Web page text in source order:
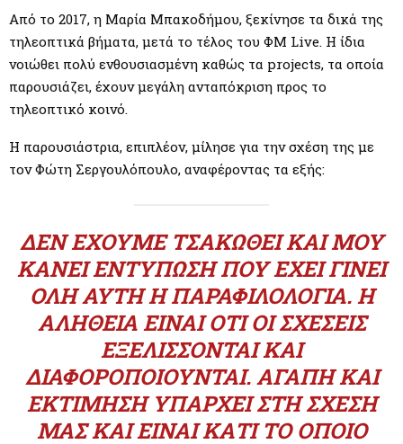
E
N
U
Από το 2017, η Μαρία Μπακοδήμου, ξεκίνησε τα δικά της
τηλεοπτικά βήματα, μετά το τέλος του ΦΜ Live. Η ίδια
νοιώθει πολύ ενθουσιασμένη καθώς τα projects, τα οποία
παρουσιάζει, έχουν μεγάλη ανταπόκριση προς το
τηλεοπτικό κοινό.
Η παρουσιάστρια, επιπλέον, μίλησε για την σχέση της με
τον Φώτη Σεργουλόπουλο, αναφέροντας τα εξής:
ΔΕΝ ΈΧΟΥΜΕ ΤΣΑΚΩΘΕΊ ΚΑΙ ΜΟΥ
ΚΆΝΕΙ ΕΝΤΎΠΩΣΗ ΠΟΥ ΈΧΕΙ ΓΊΝΕΙ
ΌΛΗ ΑΥΤΉ Η ΠΑΡΑΦΙΛΟΛΟΓΊΑ. Η
ΑΛΉΘΕΙΑ ΕΊΝΑΙ ΌΤΙ ΟΙ ΣΧΈΣΕΙΣ
ΕΞΕΛΊΣΣΟΝΤΑΙ ΚΑΙ
ΔΙΑΦΟΡΟΠΟΙΟΎΝΤΑΙ. ΑΓΆΠΗ ΚΑΙ
ΕΚΤΊΜΗΣΗ ΥΠΆΡΧΕΙ ΣΤΗ ΣΧΈΣΗ
ΜΑΣ ΚΑΙ ΕΊΝΑΙ ΚΆΤΙ ΤΟ ΟΠΟΊΟ